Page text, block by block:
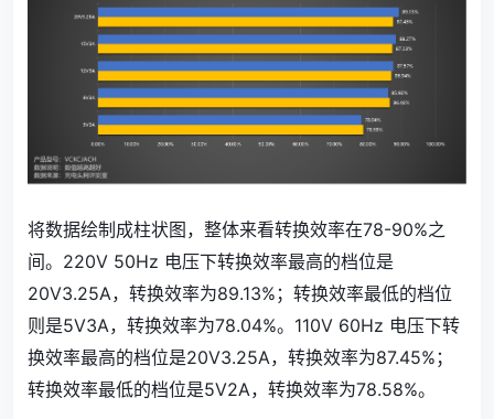
将数据绘制成柱状图，整体来看转换效率在78-90%之
间。220V 50Hz 电压下转换效率最高的档位是
20V3.25A，转换效率为89.13%；转换效率最低的档位
则是5V3A，转换效率为78.04%。110V 60Hz 电压下转
换效率最高的档位是20V3.25A，转换效率为87.45%；
转换效率最低的档位是5V2A，转换效率为78.58%。